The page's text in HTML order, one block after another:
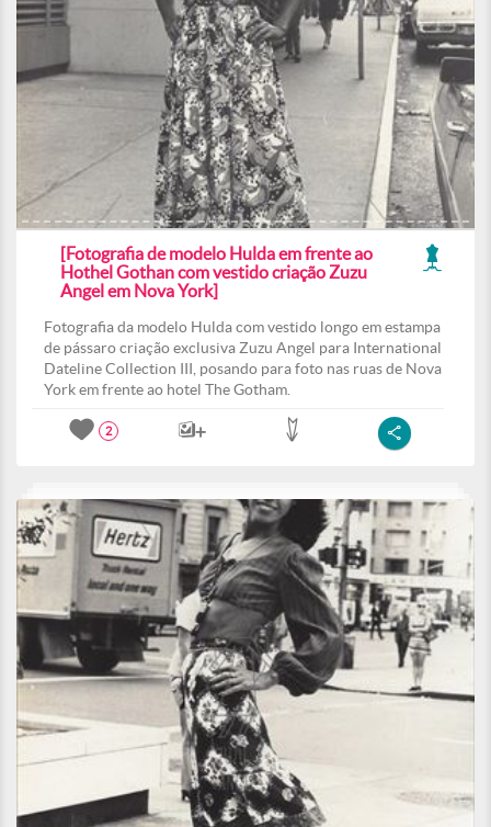
[Fotografia de modelo Hulda em frente ao
Hothel Gothan com vestido criação Zuzu
Angel em Nova York]
Fotografia da modelo Hulda com vestido longo em estampa
de pássaro criação exclusiva Zuzu Angel para International
Dateline Collection III, posando para foto nas ruas de Nova
York em frente ao hotel The Gotham.
2